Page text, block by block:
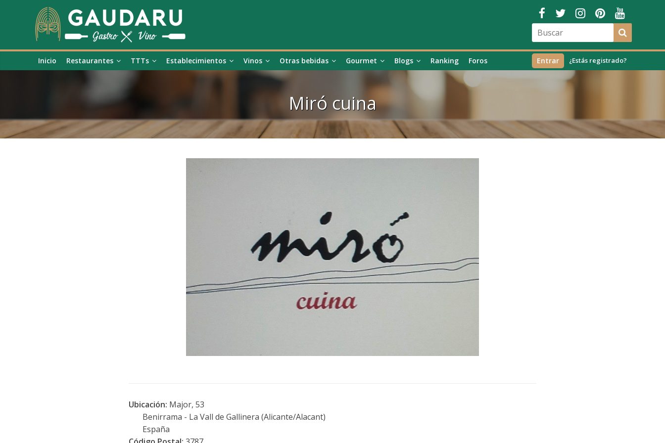
Inicio Restaurantes TTTs Establecimientos Vinos Otras bebidas Gourmet Blogs Ranking Foros ¿Estás registrado?
Entrar
Miró cuina
Ubicación: Major, 53
Benirrama - La Vall de Gallinera (Alicante/Alacant)
España